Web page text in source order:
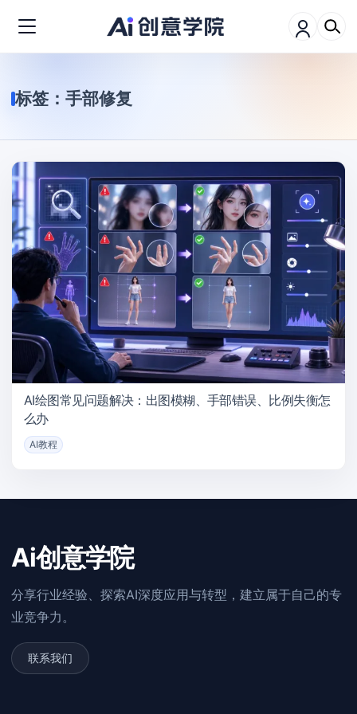
标签： 手部修复
AI绘图常见问题解决：出图模糊、手部错误、比例失衡怎
么办
AI教程
Ai创意学院
分享行业经验、探索AI深度应用与转型，建立属于自己的专
业竞争力。
联系我们